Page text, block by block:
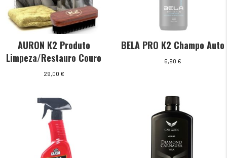
AURON K2 Produto
Limpeza/Restauro Couro
29,00 €
BELA PRO K2 Champo Auto
6,90 €